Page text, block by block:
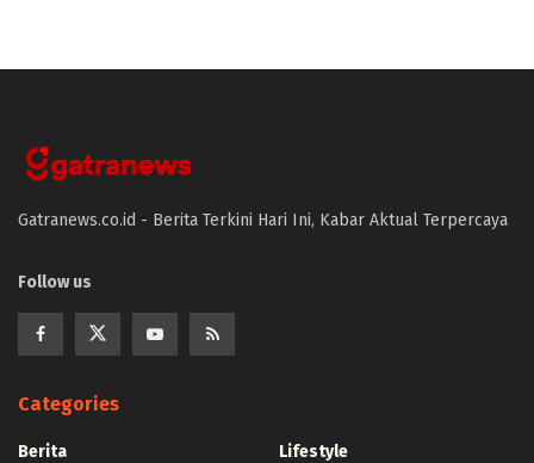
Gatranews.co.id - Berita Terkini Hari Ini, Kabar Aktual Terpercaya
Follow us
Categories
Berita
Lifestyle